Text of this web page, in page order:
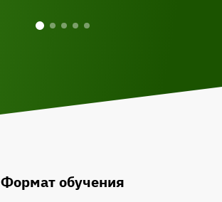
Формат обучения